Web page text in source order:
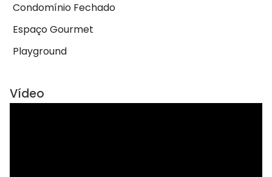
Condomínio Fechado
Espaço Gourmet
Playground
Vídeo